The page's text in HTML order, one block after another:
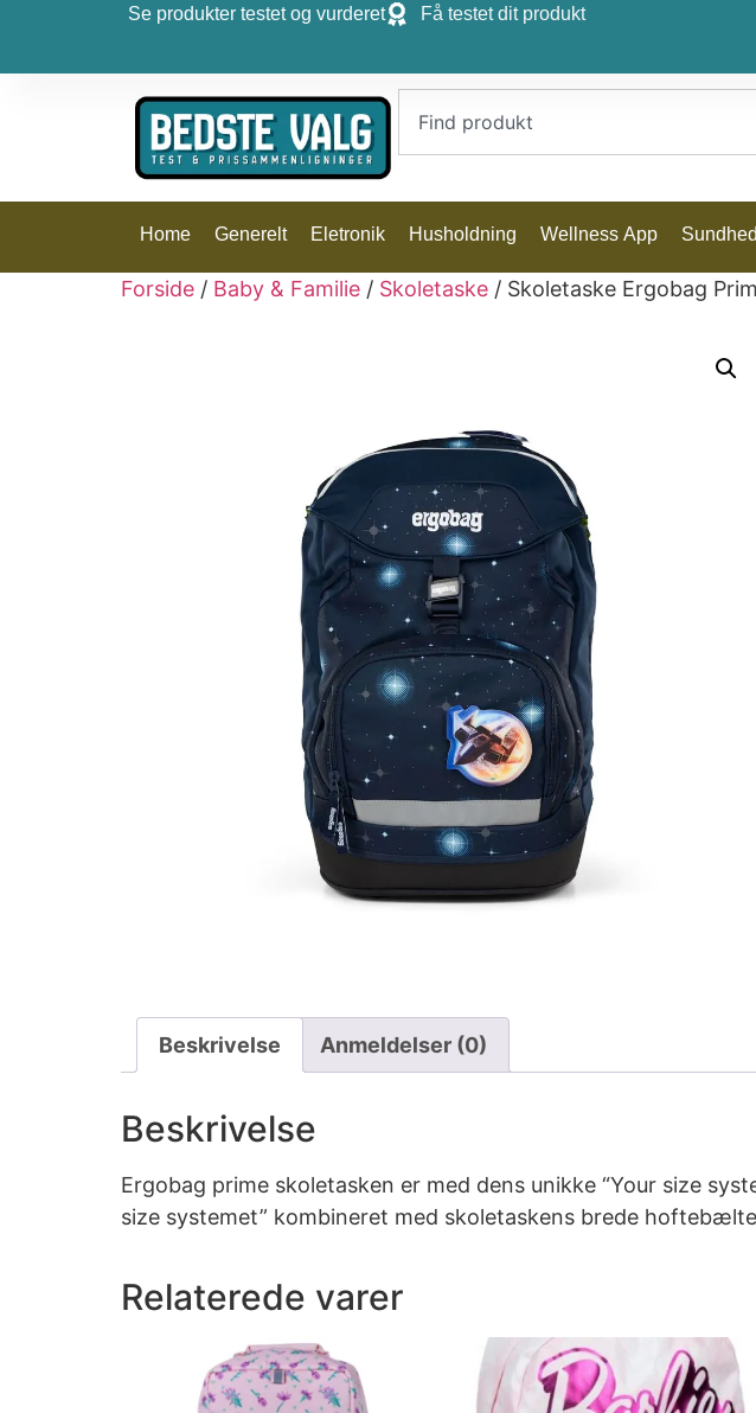
Se produkter testet og vurderet Få testet dit produkt
Home Generelt Eletronik Husholdning Wellness App Sundhed
Forside / Baby & Familie / Skoletaske / Skoletaske Ergobag
Beskrivelse Anmeldelser (0)
Beskrivelse
Ergobag prime skoletasken er med dens unikke “Your size
size systemet” kombineret med skoletaskens brede
Relaterede varer